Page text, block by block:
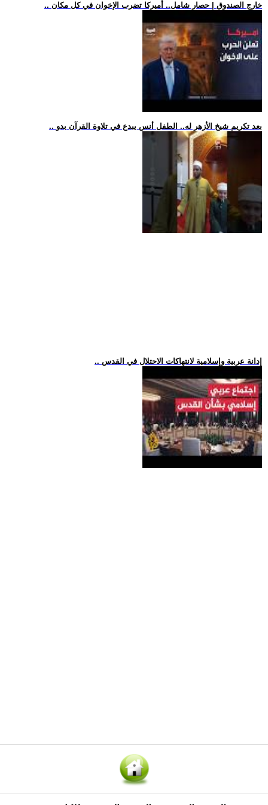
.. خارج الصندوق | حصار شامل.. أميركا تضرب الإخوان في كل مكان
.. بعد تكريم شيخ الأزهر له.. الطفل أنس يبدع في تلاوة القرآن بدو
.. إدانة عربية وإسلامية لانتهاكات الاحتلال في القدس